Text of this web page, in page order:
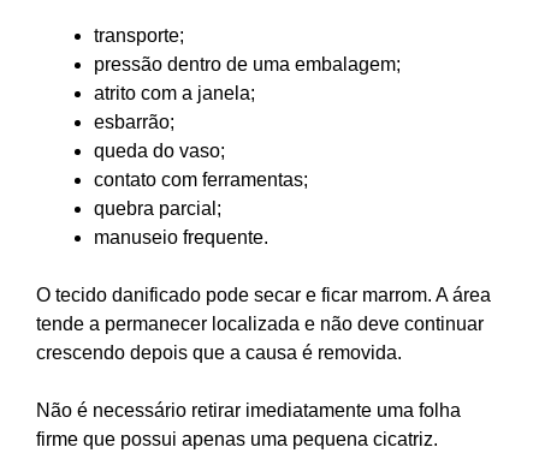
transporte;
pressão dentro de uma embalagem;
atrito com a janela;
esbarrão;
queda do vaso;
contato com ferramentas;
quebra parcial;
manuseio frequente.
O tecido danificado pode secar e ficar marrom. A área
tende a permanecer localizada e não deve continuar
crescendo depois que a causa é removida.
Não é necessário retirar imediatamente uma folha
firme que possui apenas uma pequena cicatriz.